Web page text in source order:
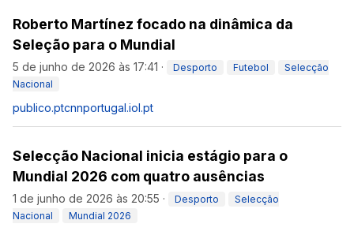
Roberto Martínez focado na dinâmica da
Seleção para o Mundial
5 de junho de 2026 às 17:41 · Desporto Futebol
Selecção
Nacional
publico.ptcnnportugal.iol.pt
Selecção Nacional inicia estágio para o
Mundial 2026 com quatro ausências
1 de junho de 2026 às 20:55 · Desporto
Selecção
Nacional
Mundial 2026